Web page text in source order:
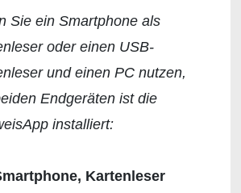
Sie ein Smartphone als
oder einen USB-
und einen PC nutzen,
Endgeräten ist die
installiert:
Kartenleser